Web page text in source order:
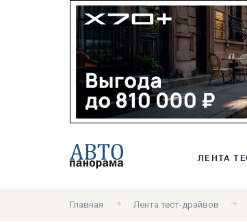
ЛЕНТА
Главная Лента тест-драйвов